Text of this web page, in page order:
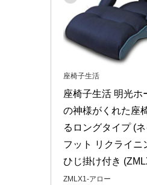
座椅子生活
座椅子生活 明光ホ
の神様がくれた座
るロングタイプ (
フット リクライニ
ひじ掛け付き
ZMLX1-アロー